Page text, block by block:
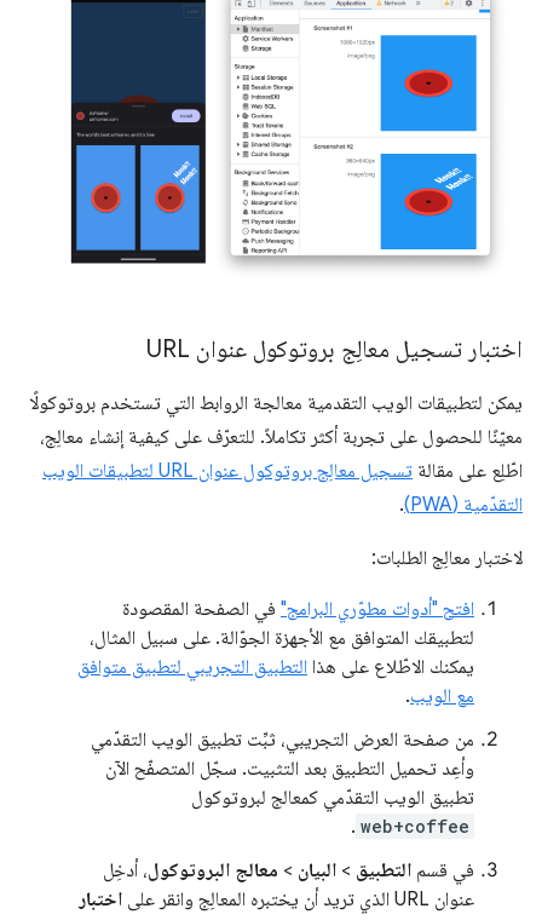
اختبار تسجيل معالِج بروتوكول عنوان URL
يمكن لتطبيقات الويب التقدمية معالجة الروابط التي تستخدم بروتوكولًا
معيّنًا للحصول على تجربة أكثر تكاملاً. للتعرّف على كيفية إنشاء معالِج،
اطّلِع على مقالة
تسجيل معالِج بروتوكول عنوان URL لتطبيقات الويب
التقدّمية (PWA)
.
لاختبار معالِج الطلبات:
افتح "أدوات مطوّري البرامج" في الصفحة المقصودة
لتطبيقك المتوافق مع الأجهزة الجوّالة. على سبيل المثال،
يمكنك الاطّلاع على هذا التطبيق التجريبي لتطبيق متوافق
مع الويب.
من صفحة العرض التجريبي، ثبِّت تطبيق الويب التقدّمي
وأعِد تحميل التطبيق بعد التثبيت. سجّل المتصفّح الآن
تطبيق الويب التقدّمي كمعالج لبروتوكول
web+coffee
.
في قسم التطبيق > البيان > معالج البروتوكول، أدخِل
عنوان URL الذي تريد أن يختبره المعالِج وانقر على
اختبار